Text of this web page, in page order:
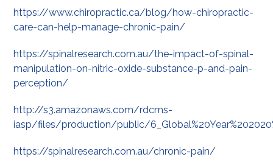
https://www.chiropractic.ca/blog/how-chiropractic-
care-can-help-manage-chronic-pain/
https://spinalresearch.com.au/the-impact-of-spinal-
manipulation-on-nitric-oxide-substance-p-and-pain-
perception/
http://s3.amazonaws.com/rdcms-
iasp/files/production/public/
https://spinalresearch.com.au/chronic-pain/